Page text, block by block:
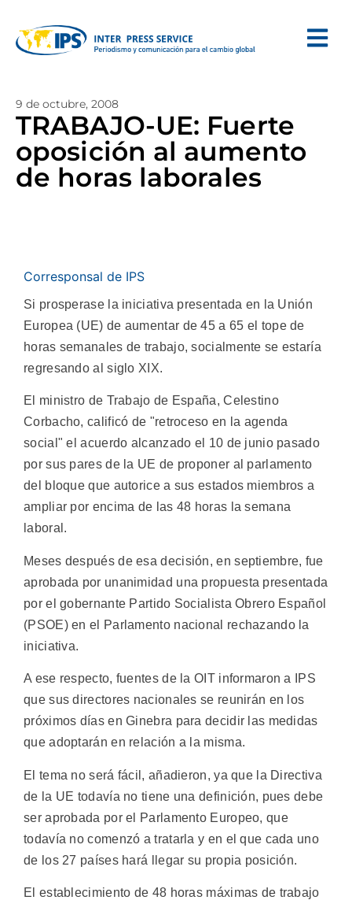
9 de octubre, 2008
TRABAJO-UE: Fuerte
oposición al aumento
de horas laborales
Corresponsal de IPS
Si prosperase la iniciativa presentada en la Unión
Europea (UE) de aumentar de 45 a 65 el tope de
horas semanales de trabajo, socialmente se estaría
regresando al siglo XIX.
El ministro de Trabajo de España, Celestino
Corbacho, calificó de "retroceso en la agenda
social" el acuerdo alcanzado el 10 de junio pasado
por sus pares de la UE de proponer al parlamento
del bloque que autorice a sus estados miembros a
ampliar por encima de las 48 horas la semana
laboral.
Meses después de esa decisión, en septiembre, fue
aprobada por unanimidad una propuesta presentada
por el gobernante Partido Socialista Obrero Español
(PSOE) en el Parlamento nacional rechazando la
iniciativa.
A ese respecto, fuentes de la OIT informaron a IPS
que sus directores nacionales se reunirán en los
próximos días en Ginebra para decidir las medidas
que adoptarán en relación a la misma.
El tema no será fácil, añadieron, ya que la Directiva
de la UE todavía no tiene una definición, pues debe
ser aprobada por el Parlamento Europeo, que
todavía no comenzó a tratarla y en el que cada uno
de los 27 países hará llegar su propia posición.
El establecimiento de 48 horas máximas de trabajo